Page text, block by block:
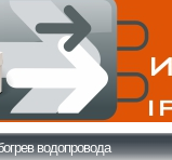
водопровода